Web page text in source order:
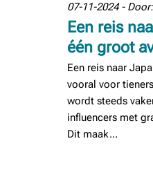
07-11-2024 -
Een reis
één groot
Een reis naar
vooral voor
wordt steeds
influencers met
Dit maak...